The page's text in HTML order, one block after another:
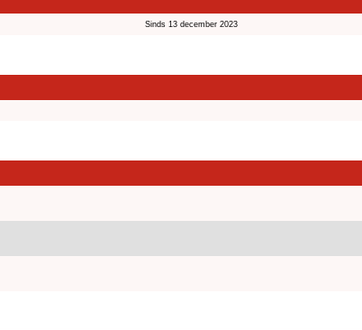
Sinds 13 december 2023